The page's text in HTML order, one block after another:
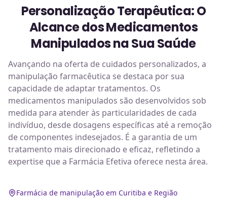
Personalização Terapêutica: O
Alcance dos Medicamentos
Manipulados na Sua Saúde
Avançando na oferta de cuidados personalizados, a
manipulação farmacêutica se destaca por sua
capacidade de adaptar tratamentos. Os
medicamentos manipulados são desenvolvidos sob
medida para atender às particularidades de cada
indivíduo, desde dosagens específicas até a remoção
de componentes indesejados. É a garantia de um
tratamento mais direcionado e eficaz, refletindo a
expertise que a Farmácia Efetiva oferece nesta área.
Farmácia de manipulação em Curitiba e Região